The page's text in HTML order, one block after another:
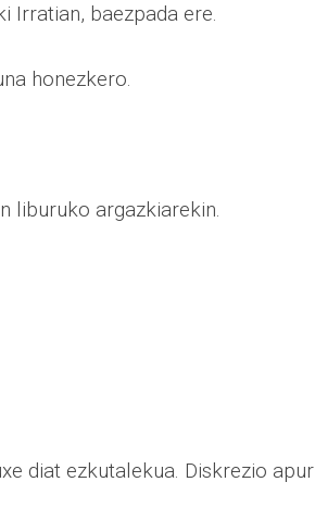
Irratian, baezpada ere.
honezkero.
liburuko argazkiarekin.
diat ezkutalekua. Diskrezio apur